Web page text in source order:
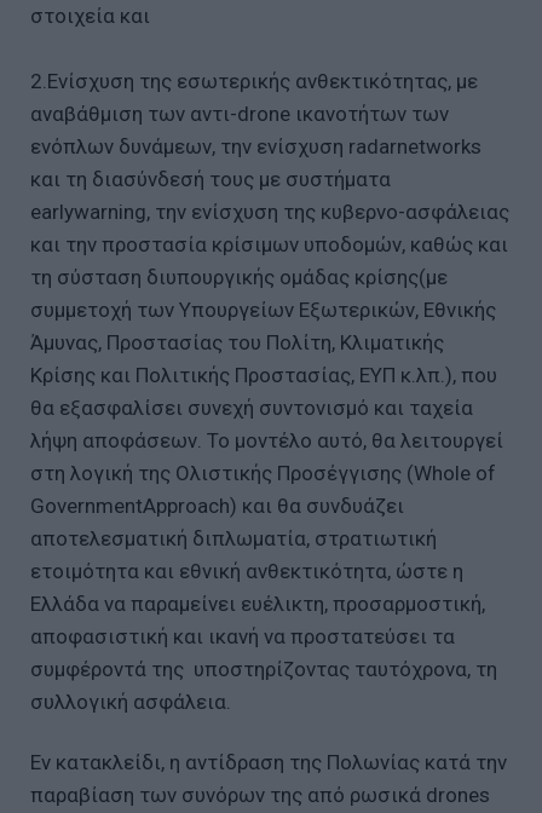
στοιχεία και
2.Ενίσχυση της εσωτερικής ανθεκτικότητας, με
αναβάθμιση των αντι-drone ικανοτήτων των
ενόπλων δυνάμεων, την ενίσχυση radarnetworks
και τη διασύνδεσή τους με συστήματα
earlywarning, την ενίσχυση της κυβερνο-ασφάλειας
και την προστασία κρίσιμων υποδομών, καθώς και
τη σύσταση διυπουργικής ομάδας κρίσης(με
συμμετοχή των Υπουργείων Εξωτερικών, Εθνικής
Άμυνας, Προστασίας του Πολίτη, Κλιματικής
Κρίσης και Πολιτικής Προστασίας, ΕΥΠ κ.λπ.), που
θα εξασφαλίσει συνεχή συντονισμό και ταχεία
λήψη αποφάσεων. Το μοντέλο αυτό, θα λειτουργεί
στη λογική της Ολιστικής Προσέγγισης (Whole of
GovernmentApproach) και θα συνδυάζει
αποτελεσματική διπλωματία, στρατιωτική
ετοιμότητα και εθνική ανθεκτικότητα, ώστε η
Ελλάδα να παραμείνει ευέλικτη, προσαρμοστική,
αποφασιστική και ικανή να προστατεύσει τα
συμφέροντά της υποστηρίζοντας ταυτόχρονα, τη
συλλογική ασφάλεια.
Εν κατακλείδι, η αντίδραση της Πολωνίας κατά την
παραβίαση των συνόρων της από ρωσικά drones